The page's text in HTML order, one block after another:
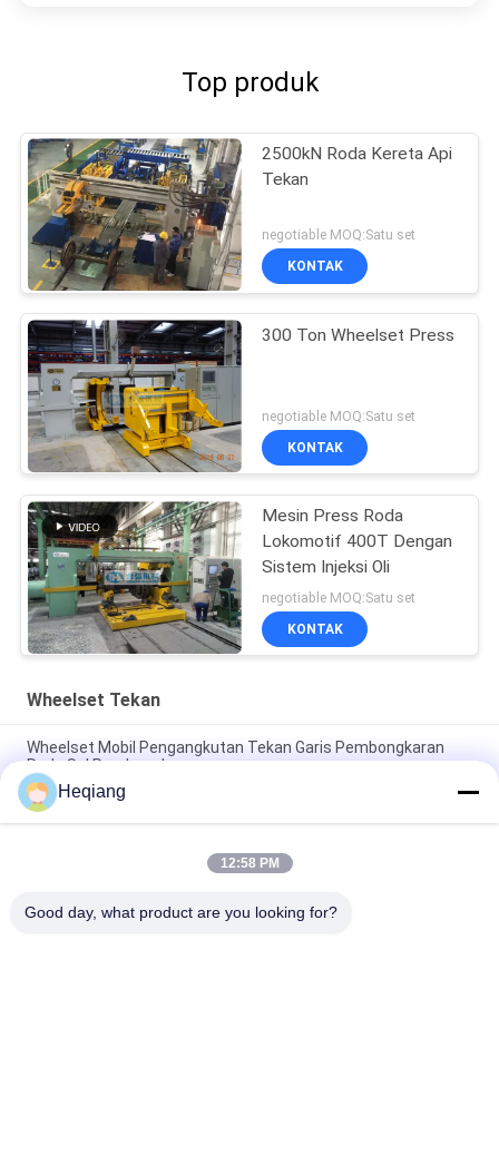
Top produk
2500kN Roda Kereta Api
Tekan
negotiable MOQ:Satu set
KONTAK
300 Ton Wheelset Press
negotiable MOQ:Satu set
KONTAK
Mesin Press Roda
Lokomotif 400T Dengan
Sistem Injeksi Oli
negotiable MOQ:Satu set
KONTAK
Wheelset Tekan
Wheelset Mobil Pengangkutan Tekan Garis Pembongkaran
Roda Sel Pembongkaran
Bengkel Kereta Api 3000kN Wheelset Turunkan Tekan Roda
Φ1250mm
315 Ton Metro Wheelset Press Dengan Troli Pendukung Putar
Heqiang
12:58 PM
Good day, what product are you looking for?